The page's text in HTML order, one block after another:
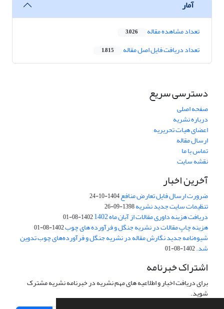
آمار
تعداد مشاهده مقاله 3,026
تعداد دریافت فایل اصل مقاله 1,815
دسترسی سریع
صفحه اصلی
درباره نشریه
اعضای هیات تحریریه
ارسال مقاله
تماس با ما
نقشه سایت
آخرین اخبار
ضرورت ارسال فایل تعارض منافع1404-10-24
تنظیمات سایت جدید نشریه1398-09-26
دریافت هزینه داوری مقالات از آبان ماه 1402 1402-08-01
هزینه چاپ مقالات در نشریه جنگل و فرآورده های چوب1402-08-01
شیوه‌نامه جدید نگارش مقاله در نشریه جنگل و فرآورده‌های چوب تدوین
شد.1402-08-01
اشتراک خبرنامه
برای دریافت اخبار و اطلاعیه های مهم نشریه در خبرنامه نشریه مشترک
شوید.